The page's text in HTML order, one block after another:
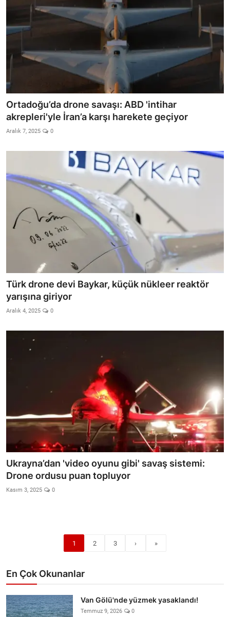
Ortadoğu’da drone savaşı: ABD 'intihar
akrepleri'yle İran’a karşı harekete geçiyor
Aralık 7, 2025 0
Türk drone devi Baykar, küçük nükleer reaktör
yarışına giriyor
Aralık 4, 2025 0
Ukrayna’dan 'video oyunu gibi' savaş sistemi:
Drone ordusu puan topluyor
Kasım 3, 2025 0
1 2 3 › »
En Çok Okunanlar
Van Gölü'nde yüzmek yasaklandı!
Temmuz 9, 2026 0